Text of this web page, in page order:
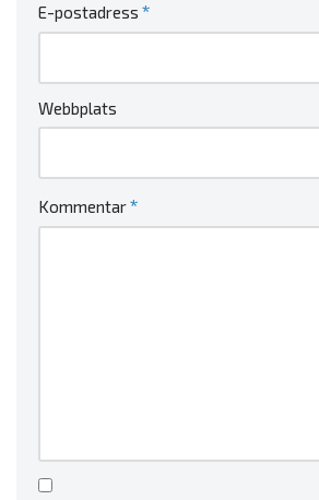
E-postadress *
Webbplats
Kommentar*